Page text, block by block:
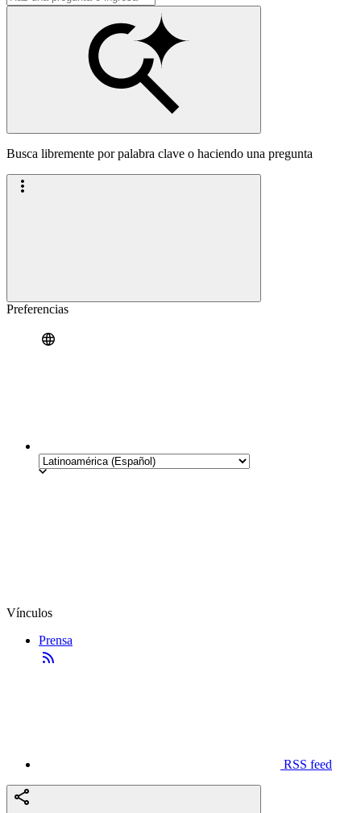
Busca libremente por palabra clave o haciendo una pregunta
Preferencias
Vínculos
Prensa
RSS feed